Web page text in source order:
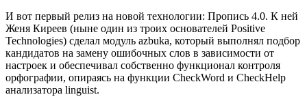
И вот первый релиз на новой технологии: Пропись 4.0. К ней
Женя Киреев (ныне один из троих основателей Positive
Technologies) сделал модуль azbuka, который выполнял подбор
кандидатов на замену ошибочных слов в зависимости от
настроек и обеспечивал собственно функционал контроля
орфографии, опираясь на функции CheckWord и CheckHelp
анализатора linguist.